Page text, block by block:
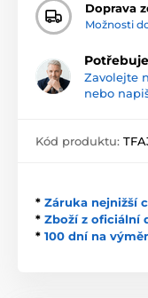
Doprava
Možnosti
Zavolejte
nebo
Kód produktu:
* Záruka nejnižší
* Zboží z oficiální
* 100 dní na